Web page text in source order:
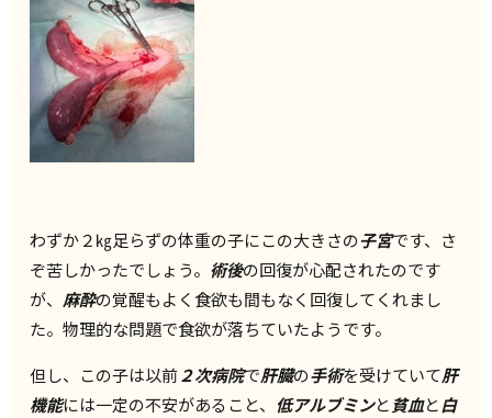
わずか２㎏足らずの体重の子にこの大きさの子宮です、さ
ぞ苦しかったでしょう。 術後の回復が心配されたのです
が、 麻酔の覚醒もよく食欲も間もなく回復してくれまし
た。物理的な問題で食欲が落ちていたようです。
但し、この子は以前２次病院で肝臓の手術を受けていて肝
機能には一定の不安があること、 低アルブミンと貧血と白